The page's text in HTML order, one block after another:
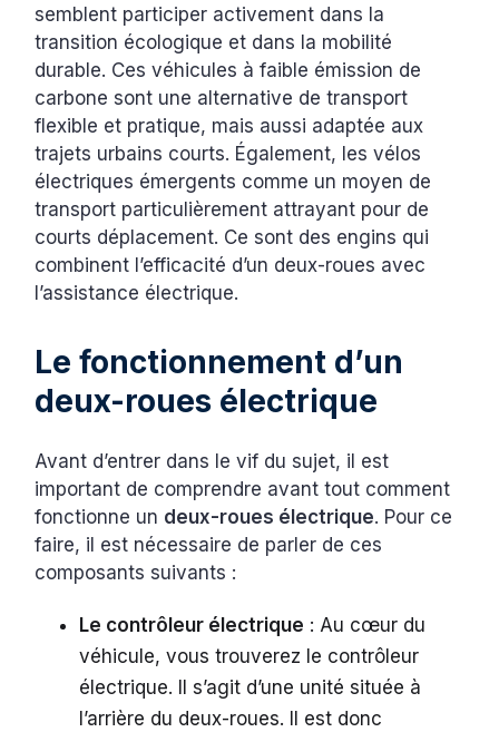
semblent participer activement dans la
transition écologique et dans la mobilité
durable. Ces véhicules à faible émission de
carbone sont une alternative de transport
flexible et pratique, mais aussi adaptée aux
trajets urbains courts. Également, les vélos
électriques émergents comme un moyen de
transport particulièrement attrayant pour de
courts déplacement. Ce sont des engins qui
combinent l’efficacité d’un deux-roues avec
l’assistance électrique.
Le fonctionnement d’un
deux-roues électrique
Avant d’entrer dans le vif du sujet, il est
important de comprendre avant tout comment
fonctionne un deux-roues électrique. Pour ce
faire, il est nécessaire de parler de ces
composants suivants :
Le contrôleur électrique : Au cœur du
véhicule, vous trouverez le contrôleur
électrique. Il s’agit d’une unité située à
l’arrière du deux-roues. Il est donc